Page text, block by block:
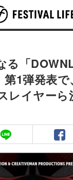
る「
1弾発表で
レイヤーら